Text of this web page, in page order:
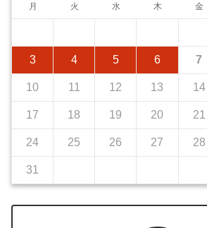
月 火 水 木 金
3 4 5 6 7
10 11 12 13 14
17 18 19 20 21
24 25 26 27 28
31